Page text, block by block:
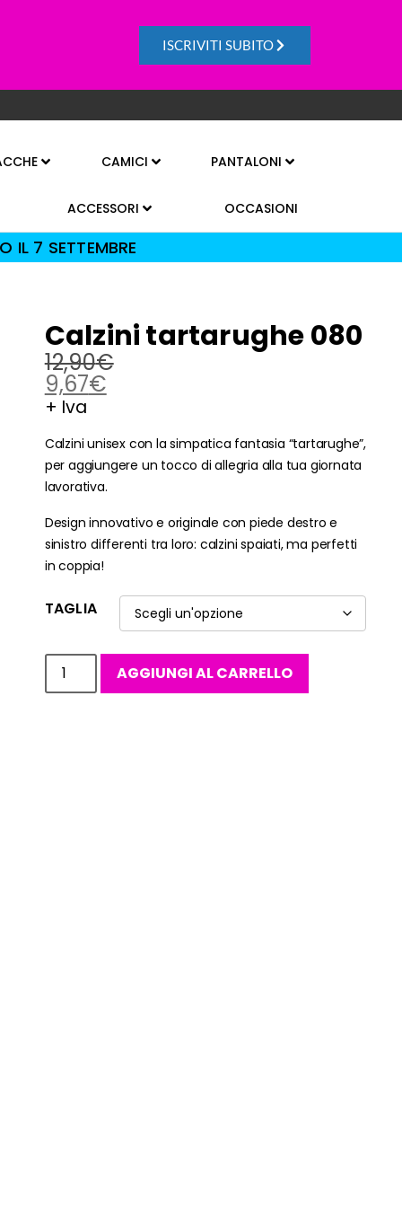
ISCRIVITI SUBITO
CAMICI PANTALONI
ACCESSORI OCCASIONI
IL 7 SETTEMBRE
Calzini tartarughe 080
12,90€
9,67€
+ Iva
Calzini unisex con la simpatica fantasia “tartarughe”,
per aggiungere un tocco di allegria alla tua giornata
lavorativa.
Design innovativo e originale con piede destro e
sinistro differenti tra loro: calzini spaiati, ma perfetti
in coppia!
TAGLIA
AGGIUNGI AL CARRELLO